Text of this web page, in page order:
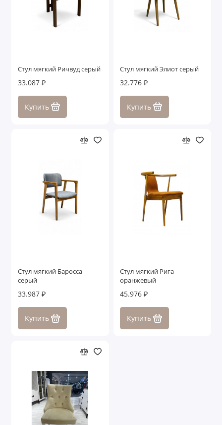
Стул мягкий Ричвуд серый
33.087 ₽
Купить
Стул мягкий Элиот серый
32.776 ₽
Купить
Стул мягкий Баросса
серый
33.987 ₽
Купить
Стул мягкий Рига
оранжевый
45.976 ₽
Купить